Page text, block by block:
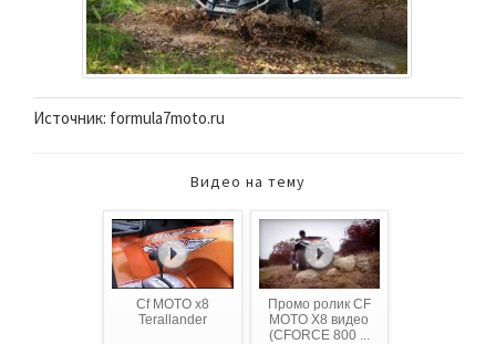
Источник: formula7moto.ru
Видео на тему
Cf MOTO x8
Terallander
Промо ролик CF
MOTO X8 видео
(CFORCE 800 ...